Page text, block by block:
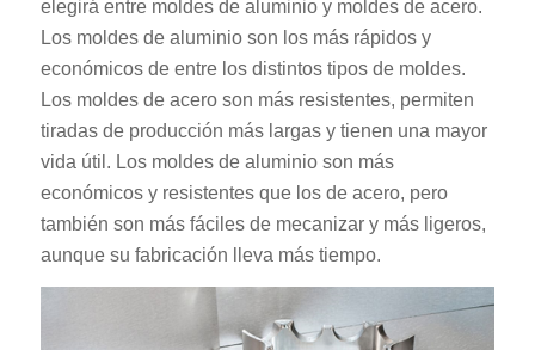
elegirá entre moldes de aluminio y moldes de acero.
Los moldes de aluminio son los más rápidos y
económicos de entre los distintos tipos de moldes.
Los moldes de acero son más resistentes, permiten
tiradas de producción más largas y tienen una mayor
vida útil. Los moldes de aluminio son más
económicos y resistentes que los de acero, pero
también son más fáciles de mecanizar y más ligeros,
aunque su fabricación lleva más tiempo.